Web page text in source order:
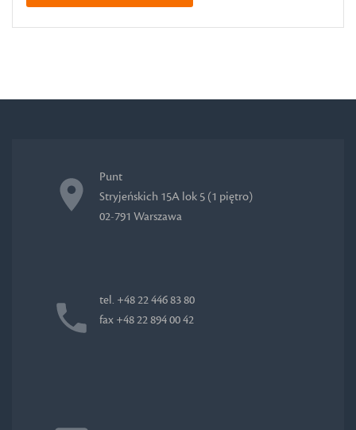
Punt
Stryjeńskich 15A lok 5 (1 piętro)
02-791 Warszawa
tel. +48 22 446 83 80
fax +48 22 894 00 42